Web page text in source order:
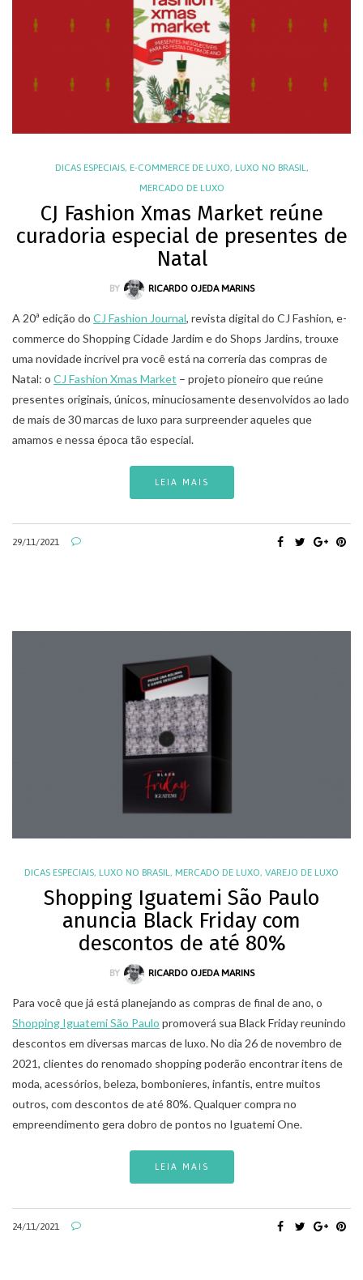
DICAS ESPECIAIS, E-COMMERCE DE LUXO, LUXO NO BRASIL,
MERCADO DE LUXO
CJ Fashion Xmas Market reúne
curadoria especial de presentes de
Natal
BY RICARDO OJEDA MARINS
A 20ª edição do CJ Fashion Journal, revista digital do CJ Fashion, e-
commerce do Shopping Cidade Jardim e do Shops Jardins, trouxe
uma novidade incrível pra você está na correria das compras de
Natal: o CJ Fashion Xmas Market – projeto pioneiro que reúne
presentes originais, únicos, minuciosamente desenvolvidos ao lado
de mais de 30 marcas de luxo para surpreender aqueles que
amamos e nessa época tão especial.
LEIA MAIS
29/11/2021
DICAS ESPECIAIS, LUXO NO BRASIL, MERCADO DE LUXO, VAREJO DE LUXO
Shopping Iguatemi São Paulo
anuncia Black Friday com
descontos de até 80%
BY RICARDO OJEDA MARINS
Para você que já está planejando as compras de final de ano, o
Shopping Iguatemi São Paulo promoverá sua Black Friday reunindo
descontos em diversas marcas de luxo. No dia 26 de novembro de
2021, clientes do renomado shopping poderão encontrar itens de
moda, acessórios, beleza, bombonieres, infantis, entre muitos
outros, com descontos de até 80%. Qualquer compra no
empreendimento gera dobro de pontos no Iguatemi One.
LEIA MAIS
24/11/2021